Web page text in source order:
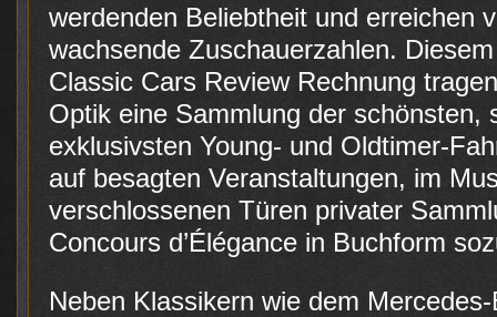
werdenden Beliebtheit und erreichen
wachsende Zuschauerzahlen.
Classic Cars Review Rechnung
Optik eine Sammlung der schönsten,
exklusivsten Young- und Oldtimer-
auf besagten Veranstaltungen, im
verschlossenen Türen privater
Concours d’Élégance in Buchform
Neben Klassikern wie dem